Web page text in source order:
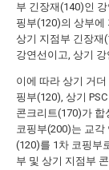
부 긴장재(140)인
핑부(120)의 상부에
상기 지점부 긴장재
강연선이고, 상기
이에 따라 상기 거
핑부(120), 상기
콘크리트(170)가 합
코핑부(200)는 교각
(120)를 1차 코핑부
부 및 상기 지점부